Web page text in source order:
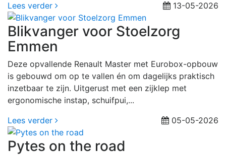
Lees verder
13-05-2026
Blikvanger voor Stoelzorg
Emmen
Deze opvallende Renault Master met Eurobox-opbouw
is gebouwd om op te vallen én om dagelijks praktisch
inzetbaar te zijn. Uitgerust met een zijklep met
ergonomische instap, schuifpui,...
Lees verder
05-05-2026
Pytes on the road